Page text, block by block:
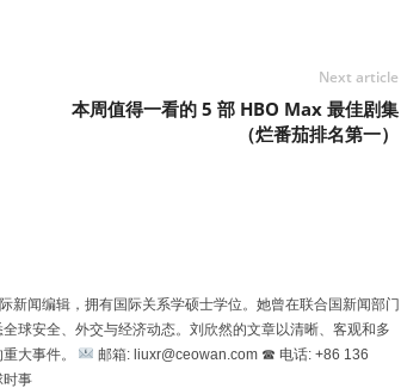
Next article
本周值得一看的 5 部 HBO Max 最佳剧集
（烂番茄排名第一）
新闻编辑，拥有国际关系学硕士学位。她曾在联合国新闻部门
球安全、外交与经济动态。刘欣然的文章以清晰、客观和多
大事件。
邮箱: liuxr@ceowan.com ☎ 电话: +86 136
时事